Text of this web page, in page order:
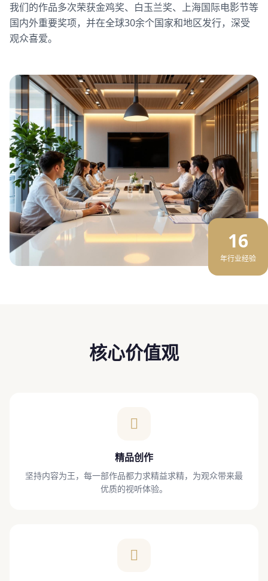
我们的作品多次荣获金鸡奖、白玉兰奖、上海国际电影节等
国内外重要奖项，并在全球30余个国家和地区发行，深受
观众喜爱。
16
年行业经验
核心价值观
精品创作
坚持内容为王，每一部作品都力求精益求精，为观众带来最
优质的视听体验。